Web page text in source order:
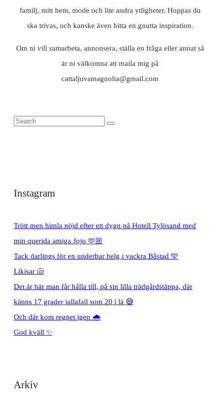
familj, mitt hem, mode och lite andra ytligheter. Hoppas du
ska trivas, och kanske även hitta en gnutta inspiration.
Om ni vill samarbeta, annonsera, ställa en fråga eller annat så
är ni välkomna att maila mig på
cattaljuvamagnolia@gmail.com
Instagram
Trött men himla nöjd efter ett dygn på Hotell Tylösand med
min querida amiga Jojo 🫶🏼
Tack darlings för en underbar helg i vackra Båstad 🩵
Likisar 🐚
Det är här man får hålla till, på sin lilla trädgårdstäppa, där
känns 17 grader iallafall som 20 i lä 😅
Och där kom regnet igen 🌧️
God kväll ✨
Arkiv